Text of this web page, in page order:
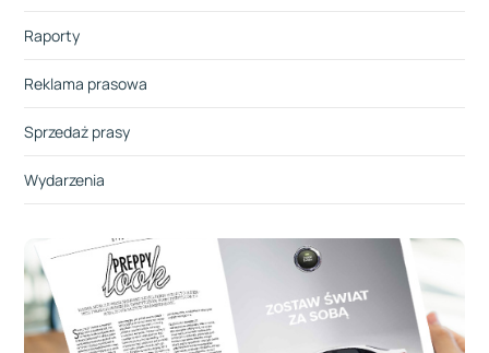
Raporty
Reklama prasowa
Sprzedaż prasy
Wydarzenia